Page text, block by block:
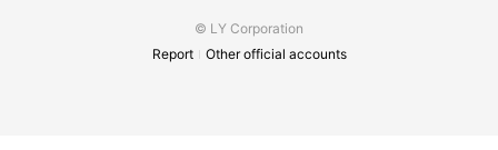
© LY Corporation
Report
Other official accounts